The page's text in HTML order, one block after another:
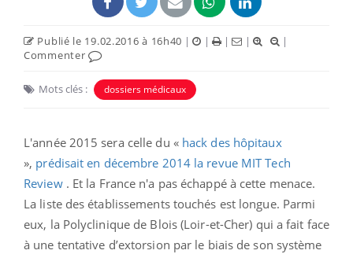
Publié le 19.02.2016 à 16h40 | | | |
|
Commenter
Mots clés : dossiers médicaux
L'année 2015 sera celle du « hack des hôpitaux
», prédisait en décembre 2014 la revue MIT Tech
Review . Et la France n'a pas échappé à cette menace.
La liste des établissements touchés est longue. Parmi
eux, la Polyclinique de Blois (Loir-et-Cher) qui a fait face
à une tentative d’extorsion par le biais de son système